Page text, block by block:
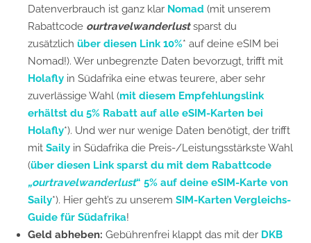
Datenverbrauch ist ganz klar Nomad (mit unserem
Rabattcode ourtravelwanderlust sparst du
zusätzlich über diesen Link 10%* auf deine eSIM bei
Nomad!). Wer unbegrenzte Daten bevorzugt, trifft mit
Holafly in Südafrika eine etwas teurere, aber sehr
zuverlässige Wahl (mit diesem Empfehlungslink
erhältst du 5% Rabatt auf alle eSIM-Karten bei
Holafly*). Und wer nur wenige Daten benötigt, der trifft
mit Saily in Südafrika die Preis-/Leistungsstärkste Wahl
(über diesen Link sparst du mit dem Rabattcode
„ourtravelwanderlust“ 5% auf deine eSIM-Karte von
Saily*). Hier geht’s zu unserem SIM-Karten Vergleichs-
Guide für Südafrika!
Geld abheben: Gebührenfrei klappt das mit der DKB